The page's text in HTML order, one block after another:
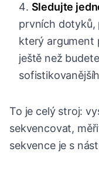
Sledujte
prvních dotyků,
který argument
ještě než
To je celý stroj:
sekvencovat,
sekvence je s